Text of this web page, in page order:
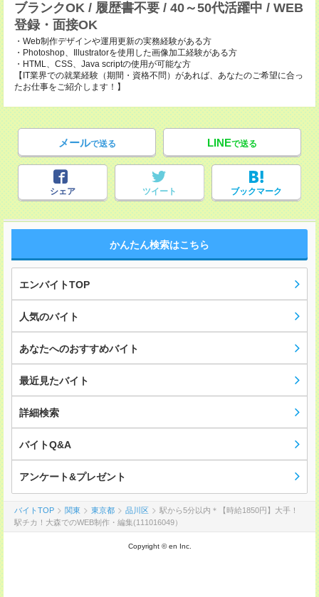
ブランクOK / 履歴書不要 / 40～50代活躍中 / WEB
登録・面接OK
・Web制作デザインや運用更新の実務経験がある方
・Photoshop、Illustratorを使用した画像加工経験がある方
・HTML、CSS、Java scriptの使用が可能な方
【IT業界での就業経験（期間・資格不問）があれば、あなたのご希望に合っ
たお仕事をご紹介します！】
メールで送る LINEで送る
シェア ツイート ブックマーク
かんたん検索はこちら
エンバイトTOP
人気のバイト
あなたへのおすすめバイト
最近見たバイト
詳細検索
バイトQ&A
アンケート&プレゼント
バイトTOP 関東 東京都 品川区
駅から5分以内＊【時給1850円】大手！
駅チカ！大森でのWEB制作・編集(111016049）
Copyright © en Inc.